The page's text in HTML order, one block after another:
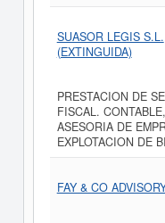
SUASOR LEGIS S.L.
(EXTINGUIDA)
PRESTACION DE
FISCAL.
ASESORIA DE
EXPLOTACION DE
FAY & CO